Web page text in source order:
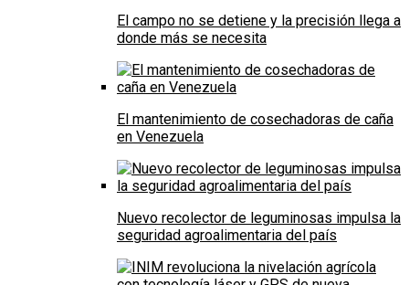
El campo no se detiene y la precisión llega a
donde más se necesita
El mantenimiento de cosechadoras de caña
en Venezuela
Nuevo recolector de leguminosas impulsa la
seguridad agroalimentaria del país